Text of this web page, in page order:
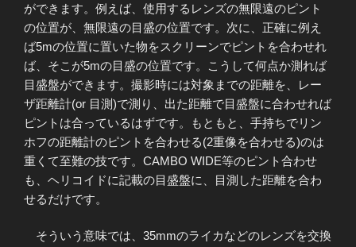
ができます。例えば、使用するレンズの無限遠のピント
の位置が、無限遠の目盛の位置です。次に、正確に例え
ば5mの位置に置いた物をスクリーンでピントを合わせれ
ば、そこが5mの目盛の位置です。こうして何点か測れば
目盛盤ができます。撮影時には対象までの距離を、レー
ザ距離計(or 目測)で測り、出た距離で目盛盤に合わせれば
ピントは合っているはずです。もともと、手持ちでリン
ホフの距離計のピントを合わせる(2重像を合わせる)のは
重くて至難の技です。CAMBO WIDE等のピント合わせ
も、ヘリコイドに記載の目盛盤に、目測した距離を合わ
せるだけです。
そういう意味では、35mmのライカなどのレンズを交換